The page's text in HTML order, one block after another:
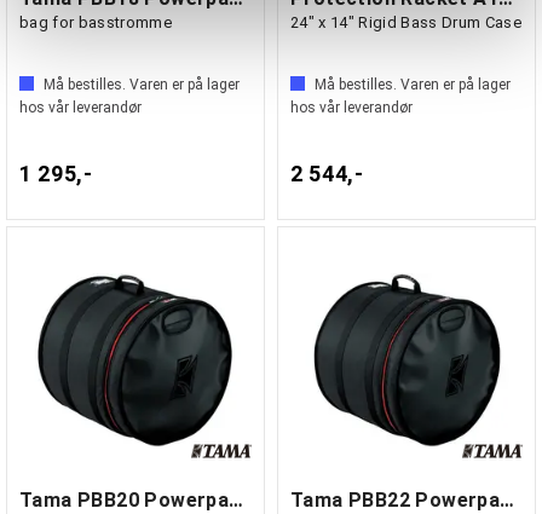
bag for basstromme
Må bestilles. Varen er på lager
hos vår leverandør
1 295,-
24" x 14" Rigid Bass Drum Case
Må bestilles. Varen er på lager
hos vår leverandør
2 544,-
Tama PBB20 Powerpad 20"x 18" Tama PBB22 Powerpad 22"x 18"